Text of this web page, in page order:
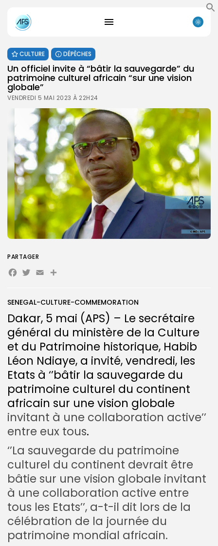
CULTURE DÉPÊCHES
Un officiel invite à “bâtir la sauvegarde” du
patrimoine culturel africain “sur une vision
globale”
VENDREDI 5 MAI 2023 À 22H24
SENEGAL-CULTURE-COMMEMORATION
Dakar, 5 mai (APS) – Le secrétaire
général du ministère de la Culture
et du Patrimoine historique, Habib
Léon Ndiaye, a invité, vendredi, les
Etats à ‘’bâtir la sauvegarde du
patrimoine culturel du continent
africain sur une vision globale
invitant à une collaboration active’’
entre eux tous.
‘’La sauvegarde du patrimoine
culturel du continent devrait être
bâtie sur une vision globale invitant
à une collaboration active entre
tous les Etats’’, a-t-il dit lors de la
célébration de la journée du
patrimoine mondial africain.
PARTAGER
Facebook
Twitter
EmailPartager